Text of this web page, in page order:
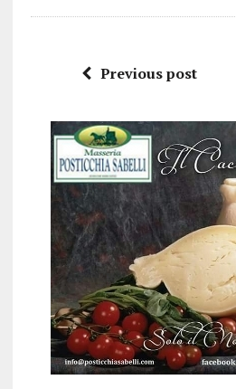
Previous post